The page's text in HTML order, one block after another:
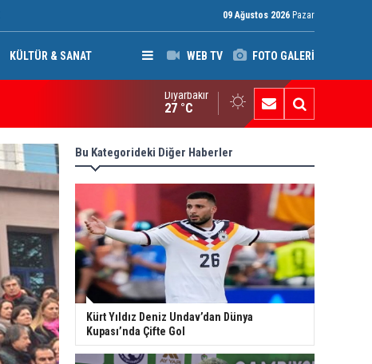
09 Ağustos 2026 Pazar
WEB TV FOTO GALERİ
KÜLTÜR & SANAT
“Safları netleştiren bu yasa demokrasi güçleri aleyhine sonuçlar
Diyarbakır
27 °C
Bu Kategorideki Diğer Haberler
Kürt Yıldız Deniz Undav’dan Dünya
Kupası’nda Çifte Gol